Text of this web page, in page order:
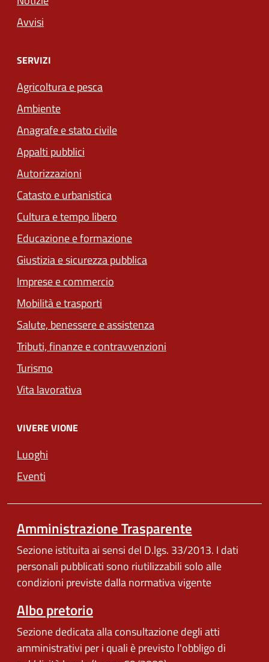
Avvisi
SERVIZI
Agricoltura e pesca
Ambiente
Anagrafe e stato civile
Appalti pubblici
Autorizzazioni
Catasto e urbanistica
Cultura e tempo libero
Educazione e formazione
Giustizia e sicurezza pubblica
Imprese e commercio
Mobilità e trasporti
Salute, benessere e assistenza
Tributi, finanze e contravvenzioni
Turismo
Vita lavorativa
VIVERE VIONE
Luoghi
Eventi
Amministrazione Trasparente
Sezione istituita ai sensi del D.lgs. 33/2013. I dati
personali pubblicati sono riutilizzabili solo alle
condizioni previste dalla normativa vigente
Albo pretorio
Sezione dedicata alla consultazione degli atti
amministrativi per i quali è previsto l'obbligo di